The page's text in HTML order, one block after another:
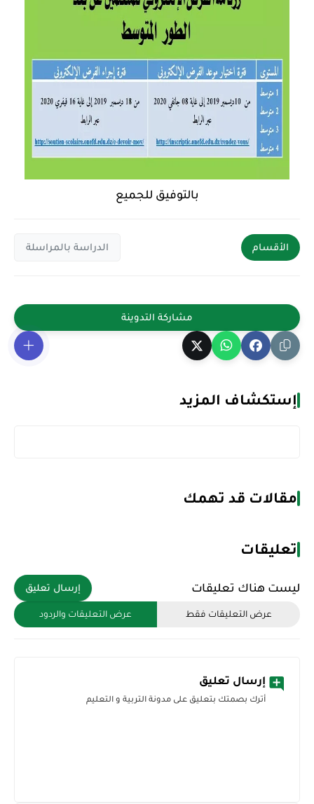
بالتوفيق للجميع
الأقسام الدراسة بالمراسلة
إستكشاف المزيد
مقالات قد تهمك
تعليقات
ليست هناك تعليقات إرسال تعليق
عرض التعليقات فقط عرض التعليقات والردود
إرسال تعليق
أترك بصمتك بتعليق على مدونة التربية و التعليم